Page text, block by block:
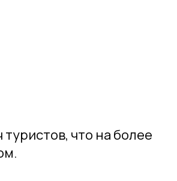
что на более